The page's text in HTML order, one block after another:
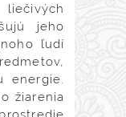
jeho
ľudí
energie.
žiarenia